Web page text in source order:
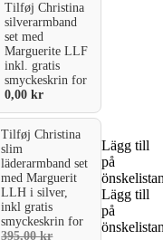
TilføjChristina
silverarmband
set med
Marguerite LLF
inkl. gratis
smyckeskrinfor
0,00kr
TilføjChristina
slim
läderarmband set
med Marguerit
LLH i silver,
inkl gratis
smyckeskrinfor
395,00kr
Lägg till
på
Lägg till
på